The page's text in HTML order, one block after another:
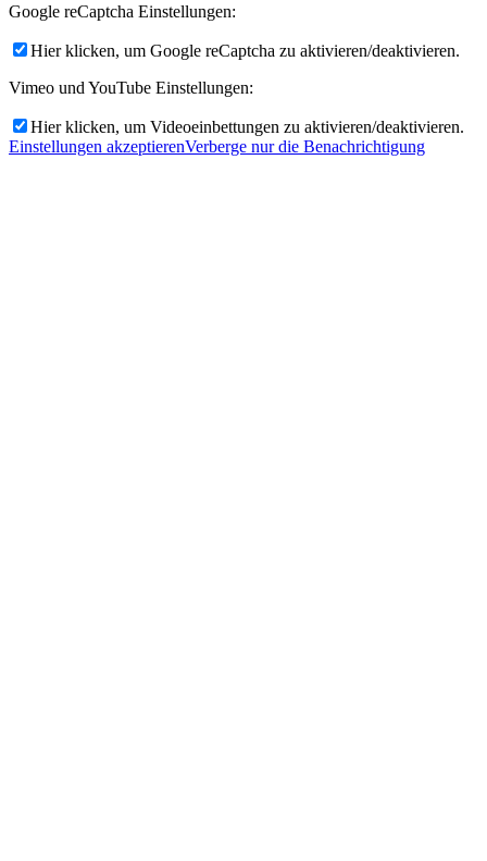
Google reCaptcha Einstellungen:
Hier klicken, um Google reCaptcha zu aktivieren/deaktivieren.
Vimeo und YouTube Einstellungen:
Hier klicken, um Videoeinbettungen zu aktivieren/deaktivieren.
Einstellungen akzeptierenVerberge nur die Benachrichtigung